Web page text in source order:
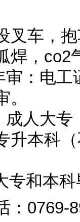
叉车，
焊，co2
证，
，专
升本科
业证
： 0769-